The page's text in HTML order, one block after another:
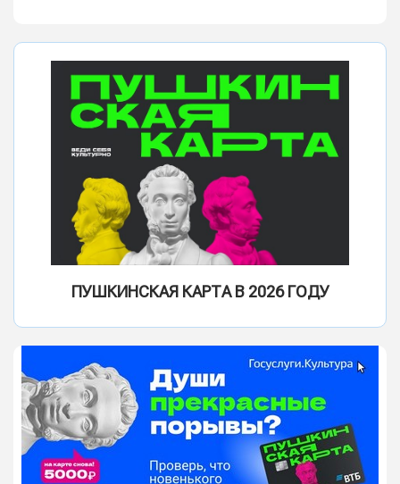
ПУШКИНСКАЯ КАРТА В 2026 ГОДУ